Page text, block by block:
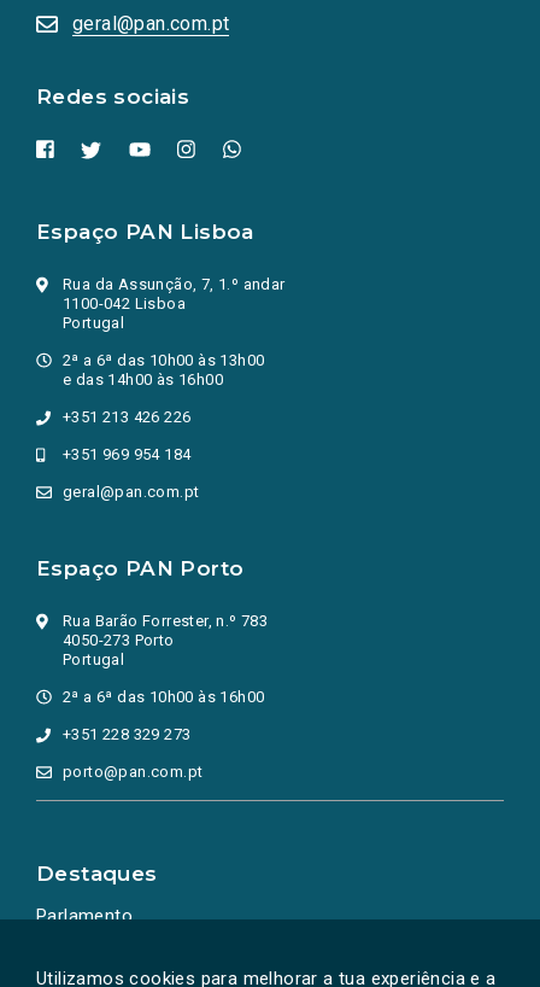
Utilizamos cookies para melhorar a tua experiência e a
geral@pan.com.pt
Redes sociais
numa
nova
Espaço PAN Lisboa
Rua da Assunção, 7, 1.º andar
1100-042 Lisboa
Portugal
2ª a 6ª das 10h00 às 13h00
e das 14h00 às 16h00
+351 213 426 226
+351 969 954 184
geral@pan.com.pt
Espaço PAN Porto
Rua Barão Forrester, n.º 783
4050-273 Porto
Portugal
2ª a 6ª das 10h00 às 16h00
+351 228 329 273
porto@pan.com.pt
Destaques
Parlamento